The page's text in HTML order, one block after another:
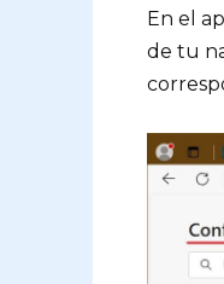
En el
de tu